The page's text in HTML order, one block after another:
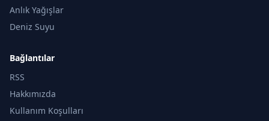
Anlık Yağışlar
Deniz Suyu
Bağlantılar
RSS
Hakkımızda
Kullanım Koşulları